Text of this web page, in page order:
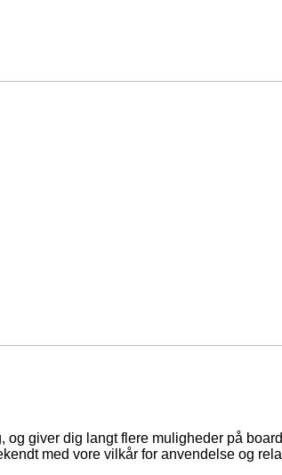
giver dig langt flere muligheder på
med vore vilkår for anvendelse og